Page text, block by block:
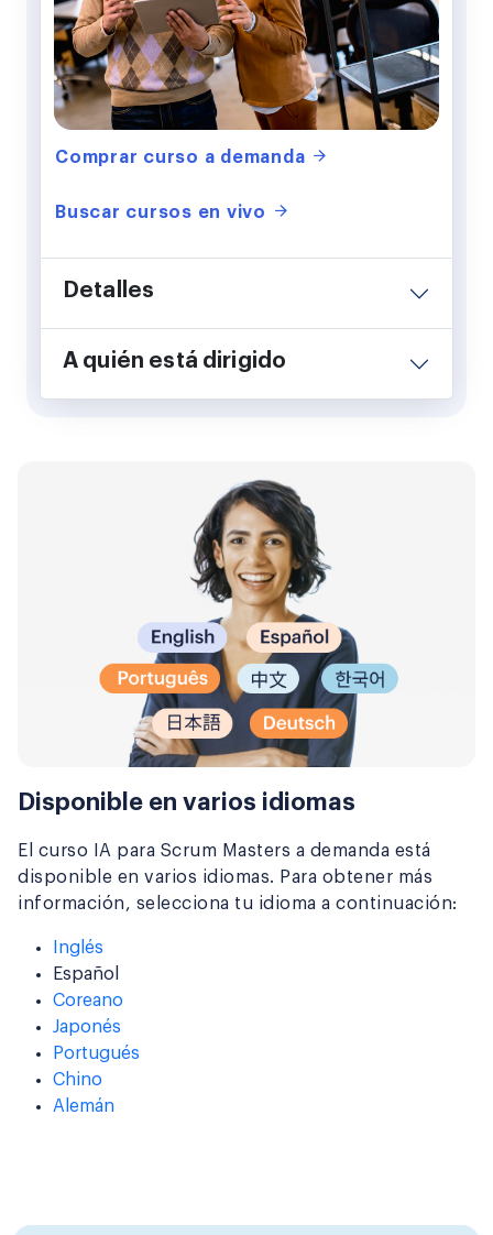
Comprar curso a demanda
Buscar cursos en vivo
Detalles
A quién está dirigido
Disponible en varios idiomas
El curso IA para Scrum Masters a demanda está
disponible en varios idiomas. Para obtener más
información, selecciona tu idioma a continuación:
Inglés
Español
Coreano
Japonés
Portugués
Chino
Alemán